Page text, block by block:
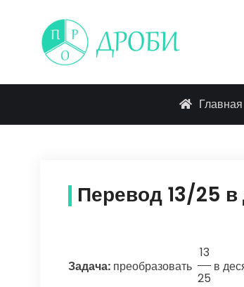
content
Главная
Перевод 13/25
Задача: преобразовать
13
25
в